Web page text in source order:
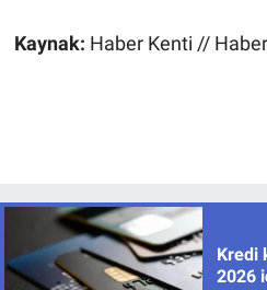
Kaynak: Haber Kenti //
Kredi
2026